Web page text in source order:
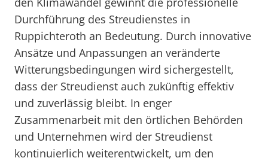
Durchführung des Streudienstes in
Ruppichteroth an Bedeutung. Durch innovative
Ansätze und Anpassungen an veränderte
Witterungsbedingungen wird sichergestellt,
dass der Streudienst auch zukünftig effektiv
und zuverlässig bleibt. In enger
Zusammenarbeit mit den örtlichen Behörden
und Unternehmen wird der Streudienst
kontinuierlich weiterentwickelt, um den